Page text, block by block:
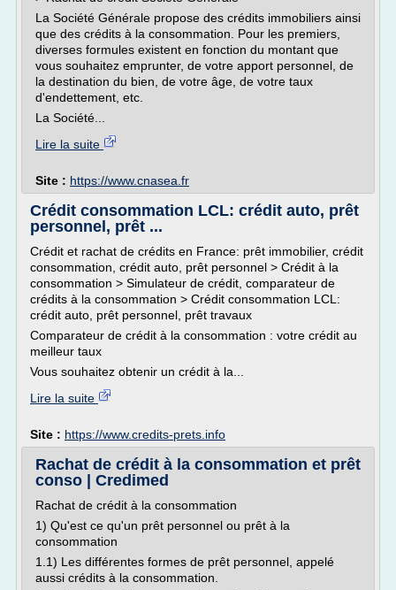
La Société Générale propose des crédits immobiliers ainsi
que des crédits à la consommation. Pour les premiers,
diverses formules existent en fonction du montant que
vous souhaitez emprunter, de votre apport personnel, de
la destination du bien, de votre âge, de votre taux
d'endettement, etc.
La Société...
Lire la suite
Site : https://www.cnasea.fr
Crédit consommation LCL: crédit auto, prêt
personnel, prêt ...
Crédit et rachat de crédits en France: prêt immobilier, crédit
consommation, crédit auto, prêt personnel > Crédit à la
consommation > Simulateur de crédit, comparateur de
crédits à la consommation > Crédit consommation LCL:
crédit auto, prêt personnel, prêt travaux
Comparateur de crédit à la consommation : votre crédit au
meilleur taux
Vous souhaitez obtenir un crédit à la...
Lire la suite
Site : https://www.credits-prets.info
Rachat de crédit à la consommation et prêt
conso | Credimed
Rachat de crédit à la consommation
1) Qu'est ce qu'un prêt personnel ou prêt à la
consommation
1.1) Les différentes formes de prêt personnel, appelé
aussi crédits à la consommation.